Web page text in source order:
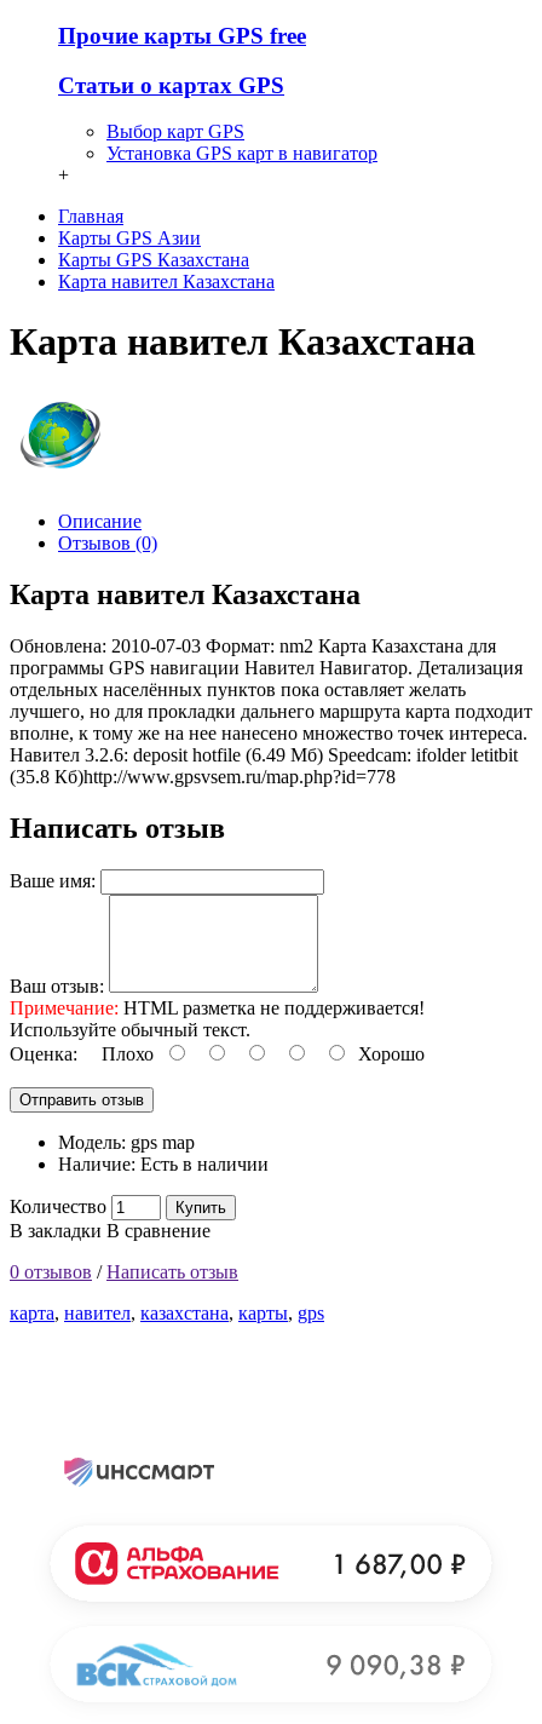
Прочие карты GPS free
Статьи о картах GPS
Выбор карт GPS
Установка GPS карт в навигатор
+
Главная
Карты GPS Азии
Карты GPS Казахстана
Карта навител Казахстана
Карта навител Казахстана
Описание
Отзывов (0)
Карта навител Казахстана
Обновлена: 2010-07-03 Формат: nm2 Карта Казахстана для
программы GPS навигации Навител Навигатор. Детализация
отдельных населённых пунктов пока оставляет желать
лучшего, но для прокладки дальнего маршрута карта подходит
вполне, к тому же на нее нанесено множество точек интереса.
Навител 3.2.6: deposit hotfile (6.49 Мб) Speedcam: ifolder letitbit
(35.8 Кб)http://www.gpsvsem.ru/map.php?id=778
Написать отзыв
Ваше имя:
Ваш отзыв:
Примечание: HTML разметка не поддерживается!
Используйте обычный текст.
Оценка: Плохо Хорошо
Отправить отзыв
Модель: gps map
Наличие: Есть в наличии
Количество Купить
В закладки В сравнение
0 отзывов /Написать отзыв
карта, навител, казахстана, карты, gps